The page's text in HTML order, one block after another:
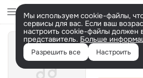
Мы используем cookie-файлы,
сервисы для вас. Если ваш
настроить cookie-файлы должен
представитель. Больше
Разрешить все Настроить
Денис